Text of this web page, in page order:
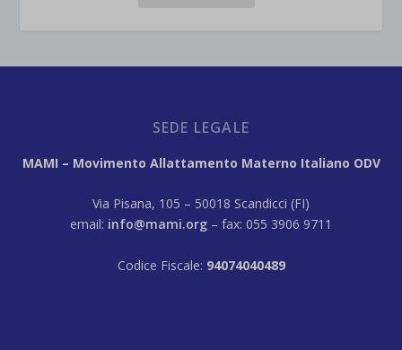
SEDE LEGALE
MAMI – Movimento Allattamento Materno Italiano ODV
Via Pisana, 105 – 50018 Scandicci (FI)
email: info@mami.org – fax: 055 3906 9711
Codice Fiscale: 94074040489